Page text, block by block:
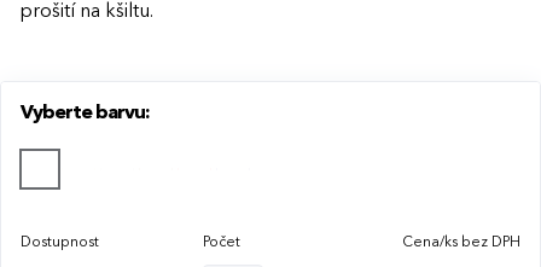
prošití na kšiltu.
Vyberte barvu:
Dostupnost Počet Cena/ks bez DPH